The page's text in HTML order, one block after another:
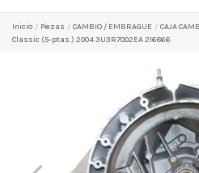
Inicio Pіezas CAMBIO / EMBRAGUE
CAJA
Classic (5-ptas.) 2004 3U3R7002EA 216866